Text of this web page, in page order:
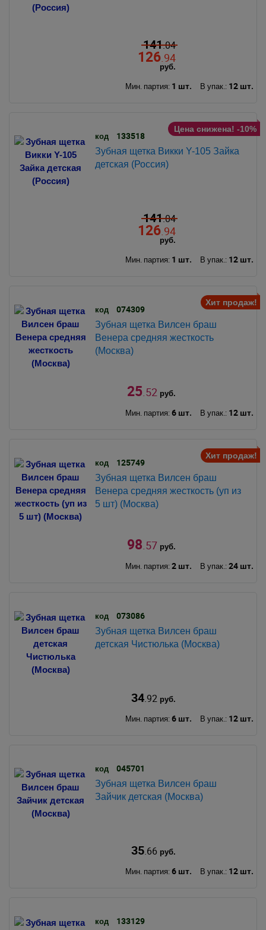
141.04
126.94
руб.
Мин. партия: 1 шт. В упак.: 12 шт.
Цена снижена! -10%
код 133518
Зубная щетка Викки Y-105 Зайка
детская (Россия)
141.04
126.94
руб.
Мин. партия: 1 шт. В упак.: 12 шт.
Хит продаж!
код 074309
Зубная щетка Вилсен браш
Венера средняя жесткость
(Москва)
25 .52 руб.
Мин. партия: 6 шт. В упак.: 12 шт.
Хит продаж!
код 125749
Зубная щетка Вилсен браш
Венера средняя жесткость (уп из
5 шт) (Москва)
98 .57 руб.
Мин. партия: 2 шт. В упак.: 24 шт.
код 073086
Зубная щетка Вилсен браш
детская Чистюлька (Москва)
34.92 руб.
Мин. партия: 6 шт. В упак.: 12 шт.
код 045701
Зубная щетка Вилсен браш
Зайчик детская (Москва)
35.66 руб.
Мин. партия: 6 шт. В упак.: 12 шт.
код 133129